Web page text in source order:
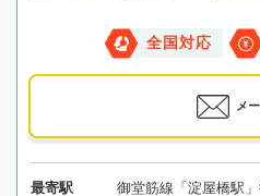
全国対応
メ
最寄駅
御堂筋線「淀屋橋駅